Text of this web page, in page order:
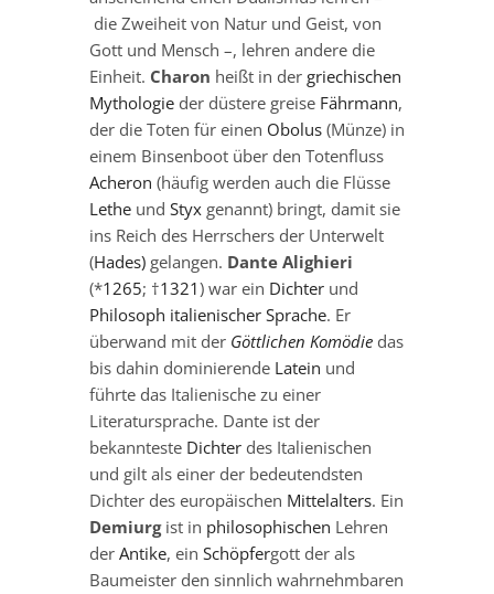
die Zweiheit von Natur und Geist, von
Gott und Mensch –, lehren andere die
Einheit. Charon heißt in der griechischen
Mythologieder düstere greise Fährmann,
der die Toten für einen Obolus(Münze) in
einem Binsenboot über den Totenfluss
Acheron (häufig werden auch die Flüsse
Letheund Styxgenannt) bringt, damit sie
ins Reich des Herrschers der Unterwelt
(Hades)gelangen. Dante Alighieri
(*1265; †1321) war ein Dichterund
Philosoph italienischer Sprache. Er
überwand mit der Göttlichen Komödiedas
bis dahin dominierende Latein und
führte das Italienische zu einer
Literatursprache. Dante ist der
bekannteste Dichterdes Italienischen
und gilt als einer der bedeutendsten
Dichter des europäischen Mittelalters. Ein
Demiurgist in philosophischen Lehren
der Antike, ein Schöpfergott der als
Baumeister den sinnlich wahrnehmbaren